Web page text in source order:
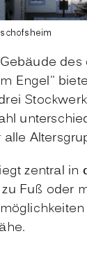
Engel"
zentral in
Fuß oder